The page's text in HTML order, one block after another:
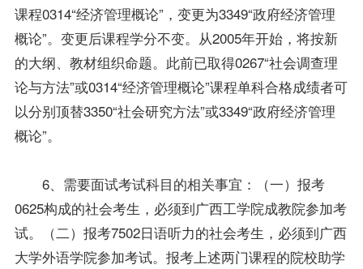
课程0314“经济管理概论”，变更为3349“政府经济管理
概论”。变更后课程学分不变。从2005年开始，将按新
的大纲、 教材组织命题。此前已取得0267“社会调查理
论与方法”或0314“经济管理概论”课程单科合格成绩者可
以分别顶替3350“社会研究方法”或3349“政府经济管理
概论”。
6、需要面试考试科目的相关事宜：（一） 报考
0625构成的社会考生，必须到广西工学院成教院参加考
试。（二）报考7502日语听力的社会考生，必须到广西
大学外语学院参加考试。报考上述两门课程的院校助学